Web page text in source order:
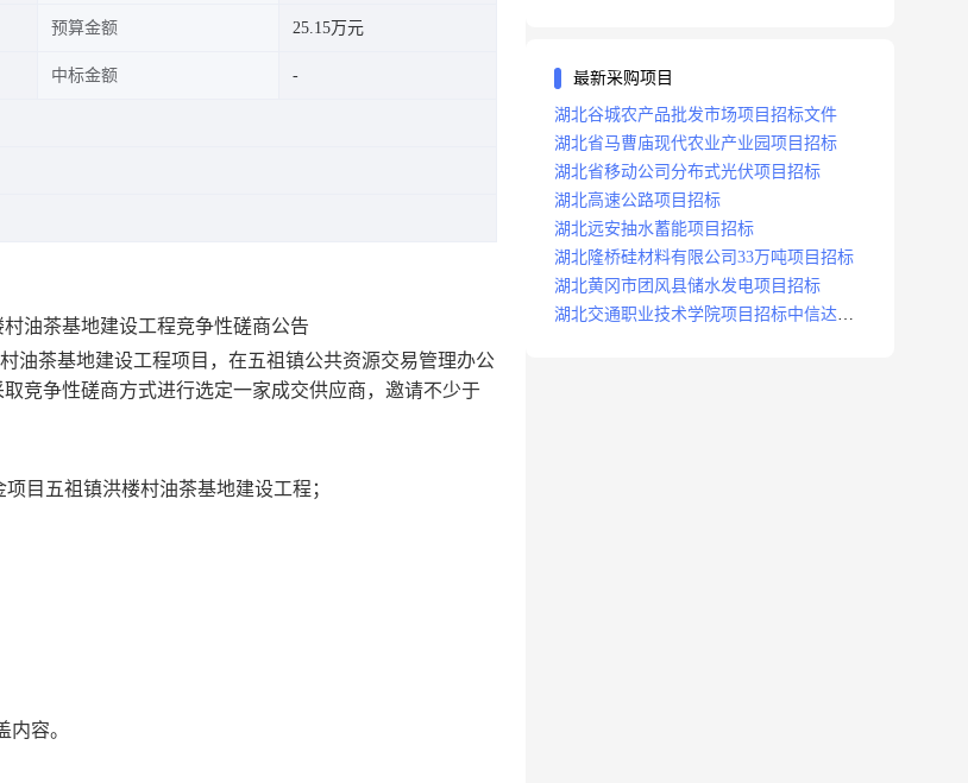
预算金额 25.15万元
中标金额
油茶基地建设工程竞争性磋商公告
油茶基地建设工程项目，在五祖镇公共资源交易管理办公
竞争性磋商方式进行选定一家成交供应商，邀请不少于
目五祖镇洪楼村油茶基地建设工程 ；
容。
最新采购项目
湖北谷城农产品批发市场项目招标文件
湖北省马曹庙现代农业产业园项目招标
湖北省移动公司分布式光伏项目招标
湖北高速公路项目招标
湖北远安抽水蓄能项目招标
湖北隆桥硅材料有限公司33万吨项目招标
湖北黄冈市团风县储水发电项目招标
湖北交通职业技术学院项目招标中信达咨